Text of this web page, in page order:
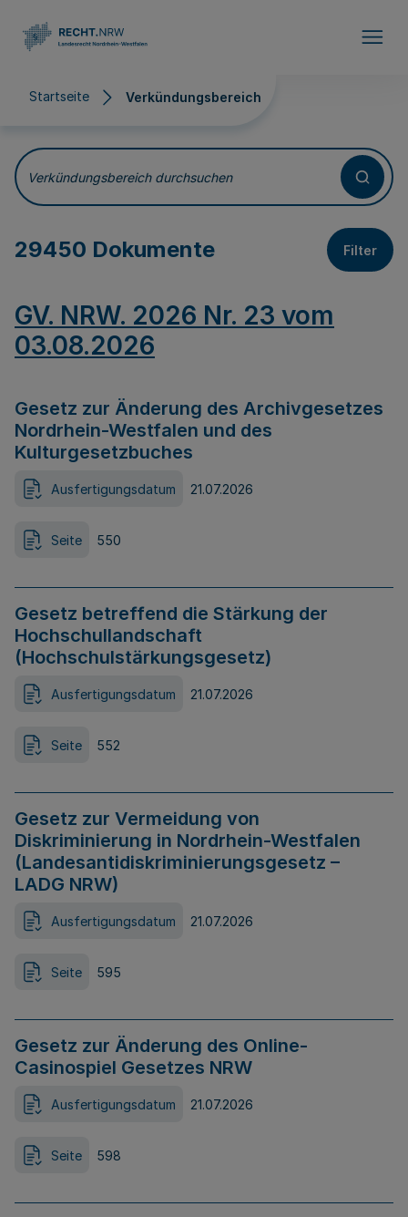
Startseite Verkündungsbereich
Verkündungsbereich
Verkündungsbereich durchsuchen
29450 Dokumente Filter
GV. NRW. 2026 Nr. 23 vom
03.08.2026
Gesetz zur Änderung des Archivgesetzes
Nordrhein-Westfalen und des
Kulturgesetzbuches
Ausfertigungsdatum 21.07.2026
Seite 550
Gesetz betreffend die Stärkung der
Hochschullandschaft
(Hochschulstärkungsgesetz)
Ausfertigungsdatum 21.07.2026
Seite 552
Gesetz zur Vermeidung von
Diskriminierung in Nordrhein-Westfalen
(Landesantidiskriminierungsgesetz –
LADG NRW)
Ausfertigungsdatum 21.07.2026
Seite 595
Gesetz zur Änderung des Online-
Casinospiel Gesetzes NRW
Ausfertigungsdatum 21.07.2026
Seite 598